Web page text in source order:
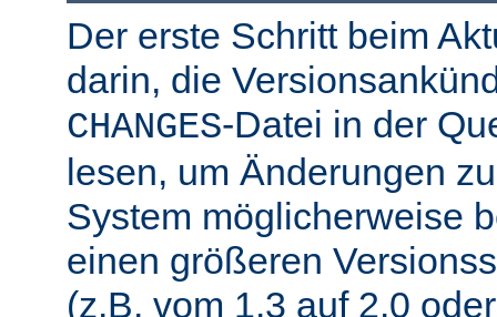
Der erste Schritt beim
darin, die
CHANGES-Datei in der
lesen, um Änderungen
System möglicherweise
einen größeren
(z.B. vom 1.3 auf 2.0